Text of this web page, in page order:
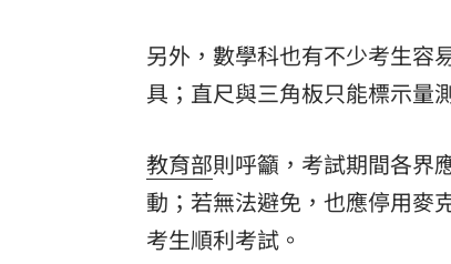
另外，數學科也有不少考生容
具；直尺與三角板只能標示量
教育部則呼籲，考試期間各界
動；若無法避免，也應停用麥
考生順利考試。